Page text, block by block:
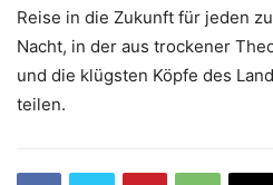
Reise in die Zukunft für jeden
Nacht, in der aus trockener
und die klügsten Köpfe des
teilen.